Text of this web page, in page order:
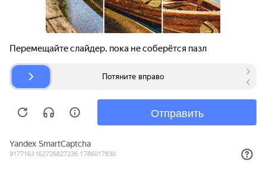
Авторазборки Карта сайта
© bibinet.ru - система поиска запчастей,
Copyright 2010-2026 Все права защищены